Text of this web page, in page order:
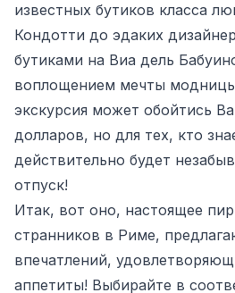
известных бутиков класса
Кондотти до эдаких
бутиками на Виа дель
воплощением мечты
экскурсия может обойтись
долларов, но для тех, кто
действительно будет
отпуск!
Итак, вот оно, настоящее
странников в Риме,
впечатлений,
аппетиты! Выбирайте в